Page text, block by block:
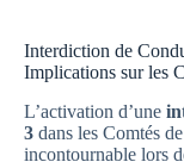
Interdiction de
Implications sur les
L’activation d’une
3 dans les Comtés
incontournable lors